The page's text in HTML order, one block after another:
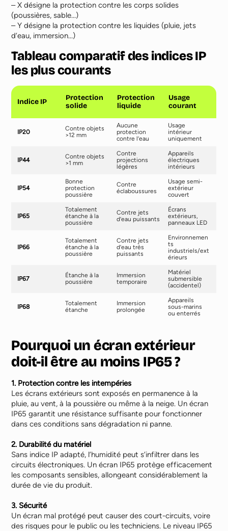
– X désigne la protection contre les corps solides
(poussières, sable…)
– Y désigne la protection contre les liquides (pluie, jets
d’eau, immersion…)
Tableau comparatif des indices IP
les plus courants
Indice IP
Protection
solide
Protection
liquide
Usage
courant
IP20
Contre objets
>12 mm
Aucune
protection
contre l’eau
Usage
intérieur
uniquement
IP44
Contre objets
>1 mm
Contre
projections
légères
Appareils
électriques
intérieurs
IP54
Bonne
protection
poussière
Contre
éclaboussures
Usage semi-
extérieur
couvert
IP65
Totalement
étanche à la
poussière
Contre jets
d’eau puissants
Écrans
extérieurs,
panneaux LED
IP66
Totalement
étanche à la
poussière
Contre jets
d’eau très
puissants
Environnemen
ts
industriels/ext
érieurs
IP67
Étanche à la
poussière
Immersion
temporaire
Matériel
submersible
(accidentel)
IP68
Totalement
étanche
Immersion
prolongée
Appareils
sous-marins
ou enterrés
Pourquoi un écran extérieur
doit-il être au moins IP65 ?
1. Protection contre les intempéries
Les écrans extérieurs sont exposés en permanence à la
pluie, au vent, à la poussière ou même à la neige. Un écran
IP65 garantit une résistance suffisante pour fonctionner
dans ces conditions sans dégradation ni panne.
2. Durabilité du matériel
Sans indice IP adapté, l’humidité peut s’infiltrer dans les
circuits électroniques. Un écran IP65 protège efficacement
les composants sensibles, allongeant considérablement la
durée de vie du produit.
3. Sécurité
Un écran mal protégé peut causer des court-circuits, voire
des risques pour le public ou les techniciens. Le niveau IP65